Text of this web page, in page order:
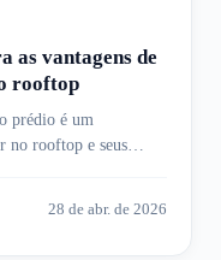
as vantagens de
rooftop
prédio é um
no rooftop e seus
28 de abr. de 2026